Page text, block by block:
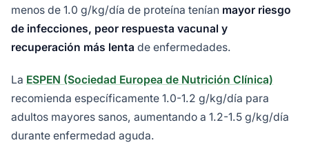
menos de 1.0 g/kg/día de proteína tenían mayor riesgo
de infecciones, peor respuesta vacunal y
recuperación más lenta de enfermedades.
La ESPEN (Sociedad Europea de Nutrición Clínica)
recomienda específicamente 1.0-1.2 g/kg/día para
adultos mayores sanos, aumentando a 1.2-1.5 g/kg/día
durante enfermedad aguda.